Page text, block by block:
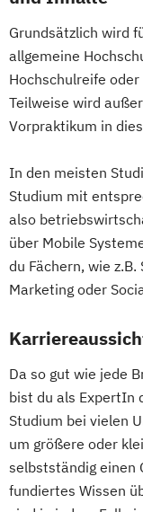
Grundsätzlich wird
allgemeine
Hochschulreife
Teilweise wird
Vorpraktikum in
In den meisten
Studium mit
also
über Mobile
du Fächern, wie
Marketing oder
Da so gut wie jede
bist du als ExpertIn
Studium bei vielen
um größere oder
selbstständig einen
fundiertes Wissen